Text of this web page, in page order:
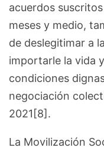
acuerdos
meses y medio,
de deslegitimar a
importarle la vida
condiciones
negociación
2021[8].
La Movilización